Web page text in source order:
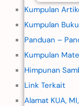
Kumpulan
Kumpulan
Panduan –
Kumpulan
Himpunan
Link Terkait
Alamat KUA,